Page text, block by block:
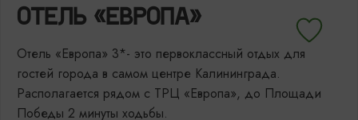
ОТЕЛЬ «ЕВРОПА»
Отель «Европа» 3*- это первоклассный отдых для
гостей города в самом центре Калининграда.
Располагается рядом с ТРЦ «Европа», до Площади
Победы 2 минуты ходьбы.